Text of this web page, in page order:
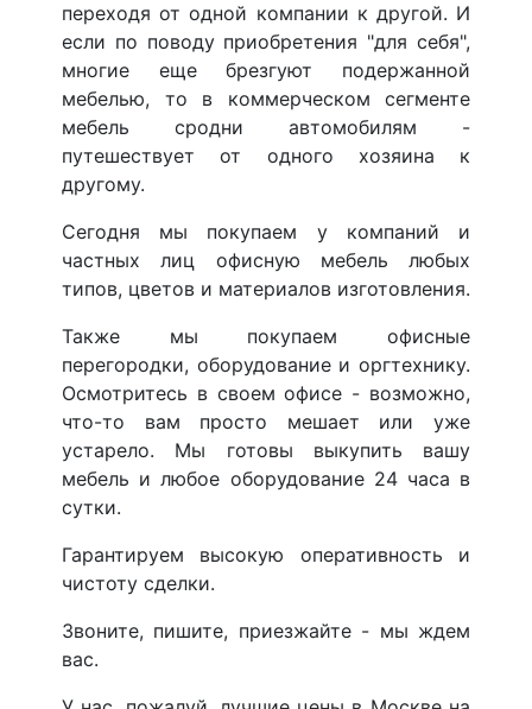
переходя от одной компании к другой. И
если по поводу приобретения "для себя",
многие еще брезгуют подержанной
мебелью, то в коммерческом сегменте
мебель сродни автомобилям -
путешествует от одного хозяина к
другому.
Сегодня мы покупаем у компаний и
частных лиц офисную мебель любых
типов, цветов и материалов изготовления.
Также мы покупаем офисные
перегородки, оборудование и оргтехнику.
Осмотритесь в своем офисе - возможно,
что-то вам просто мешает или уже
устарело. Мы готовы выкупить вашу
мебель и любое оборудование 24 часа в
сутки.
Гарантируем высокую оперативность и
чистоту сделки.
Звоните, пишите, приезжайте - мы ждем
вас.